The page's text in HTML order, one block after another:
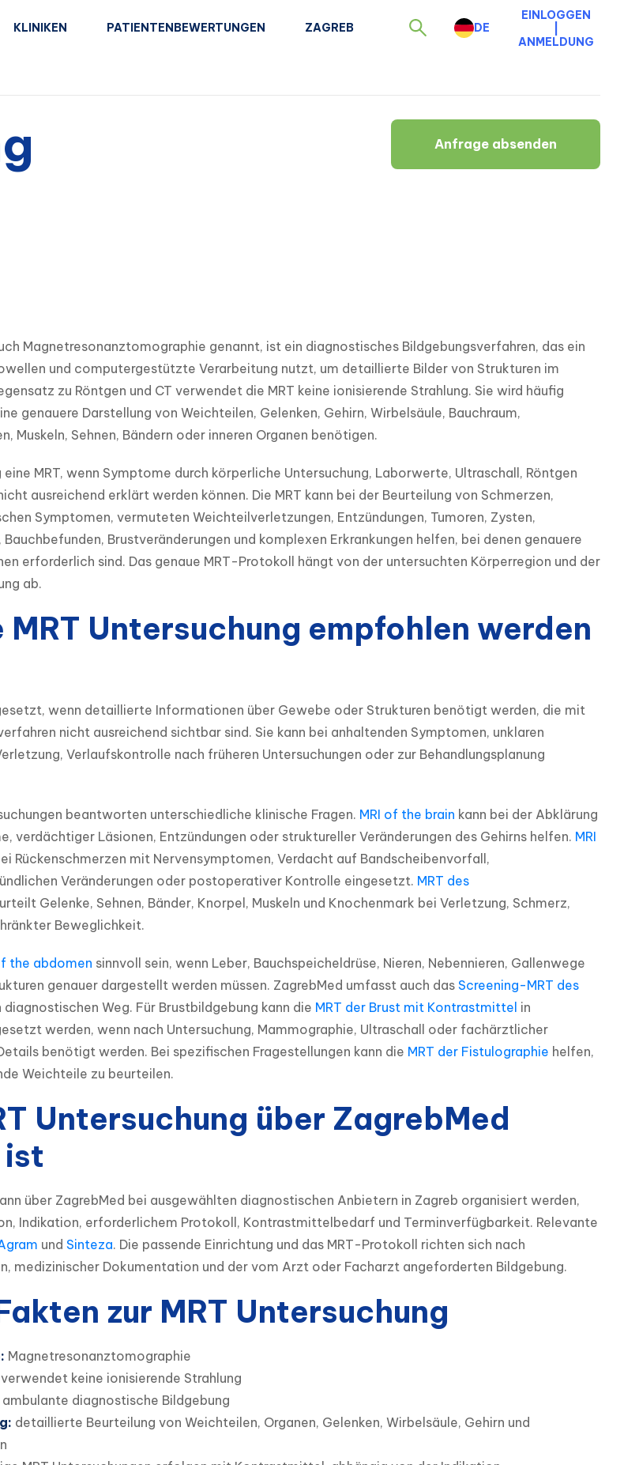
KLINIKEN PATIENTENBEWERTUNGEN ZAGREB DE
EINLOGGEN
ANMELDUNG
Anfrage absenden
Magnetresonanztomographie genannt, ist ein diagnostisches Bildgebungsverfahren, das ein
und computergestützte Verarbeitung nutzt, um detaillierte Bilder von Strukturen im
zu Röntgen und CT verwendet die MRT keine ionisierende Strahlung. Sie wird häufig
genauere Darstellung von Weichteilen, Gelenken, Gehirn, Wirbelsäule, Bauchraum,
Muskeln, Sehnen, Bändern oder inneren Organen benötigen.
MRT, wenn Symptome durch körperliche Untersuchung, Laborwerte, Ultraschall, Röntgen
ausreichend erklärt werden können. Die MRT kann bei der Beurteilung von Schmerzen,
Symptomen, vermuteten Weichteilverletzungen, Entzündungen, Tumoren, Zysten,
Brustveränderungen und komplexen Erkrankungen helfen, bei denen genauere
erforderlich sind. Das genaue MRT-Protokoll hängt von der untersuchten Körperregion und der
ab.
MRT Untersuchung empfohlen werden
wenn detaillierte Informationen über Gewebe oder Strukturen benötigt werden, die mit
nicht ausreichend sichtbar sind. Sie kann bei anhaltenden Symptomen, unklaren
Verlaufskontrolle nach früheren Untersuchungen oder zur Behandlungsplanung
beantworten unterschiedliche klinische Fragen. MRI of the brain kann bei der Abklärung
verdächtiger Läsionen, Entzündungen oder struktureller Veränderungen des Gehirns helfen. MRI
Rückenschmerzen mit Nervensymptomen, Verdacht auf Bandscheibenvorfall,
Veränderungen oder postoperativer Kontrolle eingesetzt. MRT des
Gelenke, Sehnen, Bänder, Knorpel, Muskeln und Knochenmark bei Verletzung, Schmerz,
Beweglichkeit.
the abdomen sinnvoll sein, wenn Leber, Bauchspeicheldrüse, Nieren, Nebennieren, Gallenwege
genauer dargestellt werden müssen. ZagrebMed umfasst auch das Screening-MRT des
Weg. Für Brustbildgebung kann die MRT der Brust mit Kontrastmittel in
werden, wenn nach Untersuchung, Mammographie, Ultraschall oder fachärztlicher
benötigt werden. Bei spezifischen Fragestellungen kann die MRT der Fistulographie helfen,
Weichteile zu beurteilen.
Untersuchung über ZagrebMed
über ZagrebMed bei ausgewählten diagnostischen Anbietern in Zagreb organisiert werden,
Indikation, erforderlichem Protokoll, Kontrastmittelbedarf und Terminverfügbarkeit. Relevante
und Sinteza. Die passende Einrichtung und das MRT-Protokoll richten sich nach
medizinischer Dokumentation und der vom Arzt oder Facharzt angeforderten Bildgebung.
zur MRT Untersuchung
Magnetresonanztomographie
verwendet keine ionisierende Strahlung
ambulante diagnostische Bildgebung
detaillierte Beurteilung von Weichteilen, Organen, Gelenken, Wirbelsäule, Gehirn und